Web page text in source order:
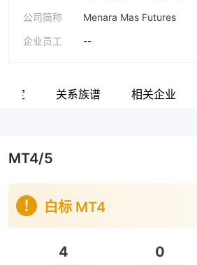
公司简称
Menara Mas Futures
企业员工
--
定 关系族谱 相关企业
MT4/5
白标 MT4
4 0